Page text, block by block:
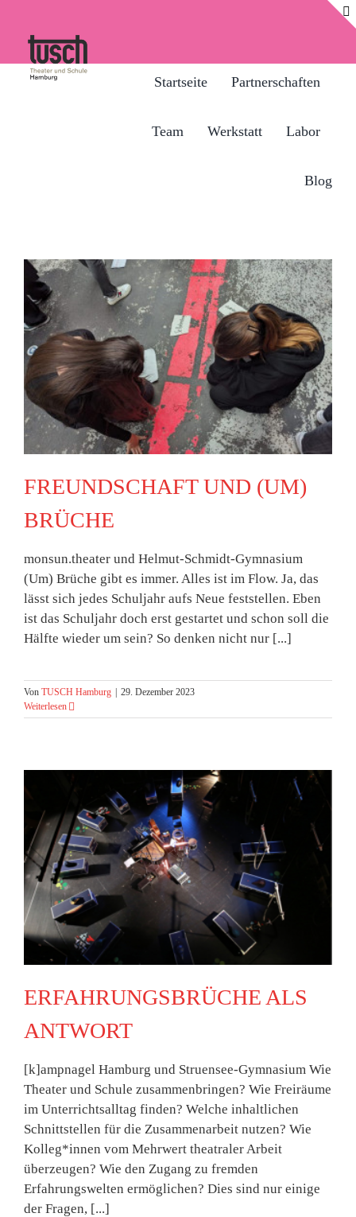
springen
Startseite Partnerschaften
Team Werkstatt Labor
Blog
FREUNDSCHAFT UND (UM)
BRÜCHE
monsun.theater und Helmut-Schmidt-Gymnasium
(Um) Brüche gibt es immer. Alles ist im Flow. Ja, das
lässt sich jedes Schuljahr aufs Neue feststellen. Eben
ist das Schuljahr doch erst gestartet und schon soll die
Hälfte wieder um sein? So denken nicht nur [...]
Von TUSCH Hamburg
29. Dezember 2023
Weiterlesen
ERFAHRUNGSBRÜCHE ALS
ANTWORT
[k]ampnagel Hamburg und Struensee-Gymnasium Wie
Theater und Schule zusammenbringen? Wie Freiräume
im Unterrichtsalltag finden? Welche inhaltlichen
Schnittstellen für die Zusammenarbeit nutzen? Wie
Kolleg*innen vom Mehrwert theatraler Arbeit
überzeugen? Wie den Zugang zu fremden
Erfahrungswelten ermöglichen? Dies sind nur einige
der Fragen, [...]